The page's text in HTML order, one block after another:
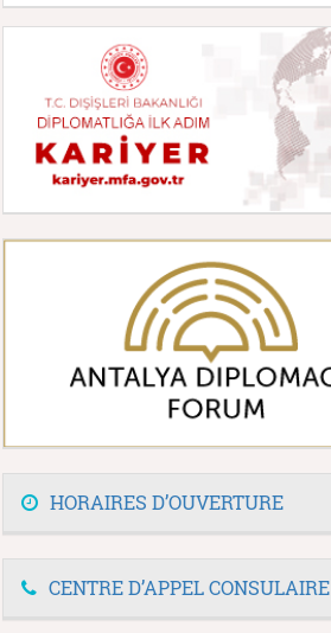
HORAIRES D’OUVERTURE
CENTRE D’APPEL CONSULAIRE